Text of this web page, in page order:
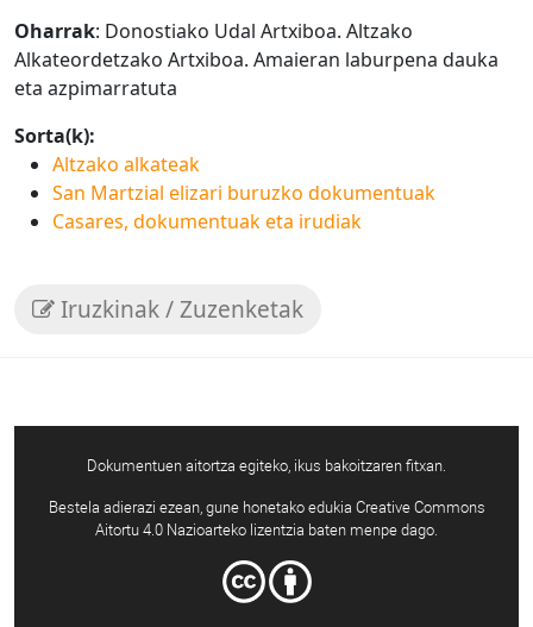
Oharrak: Donostiako Udal Artxiboa. Altzako
Alkateordetzako Artxiboa. Amaieran laburpena dauka
eta azpimarratuta
Sorta(k):
Altzako alkateak
San Martzial elizari buruzko dokumentuak
Casares, dokumentuak eta irudiak
Iruzkinak / Zuzenketak
Dokumentuen aitortza egiteko, ikus bakoitzaren fitxan.
Bestela adierazi ezean, gune honetako edukia Creative Commons
Aitortu 4.0 Nazioarteko lizentzia baten menpe dago.